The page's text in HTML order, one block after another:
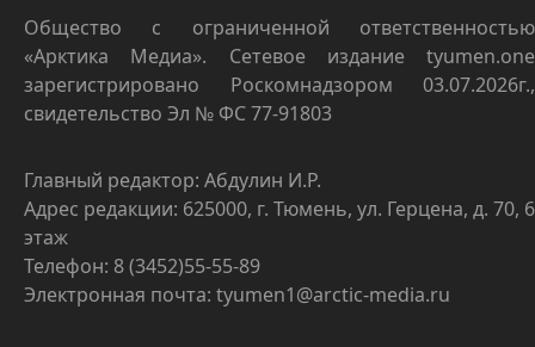
Общество с ограниченной ответственностью
«Арктика Медиа». Сетевое издание tyumen.one
зарегистрировано Роскомнадзором 03.07.2026г.,
свидетельство Эл № ФС 77-91803
Главный редактор: Абдулин И.Р.
Адрес редакции: 625000, г. Тюмень, ул. Герцена, д. 70, 6
этаж
Телефон: 8 (3452)55-55-89
Электронная почта: tyumen1@arctic-media.ru